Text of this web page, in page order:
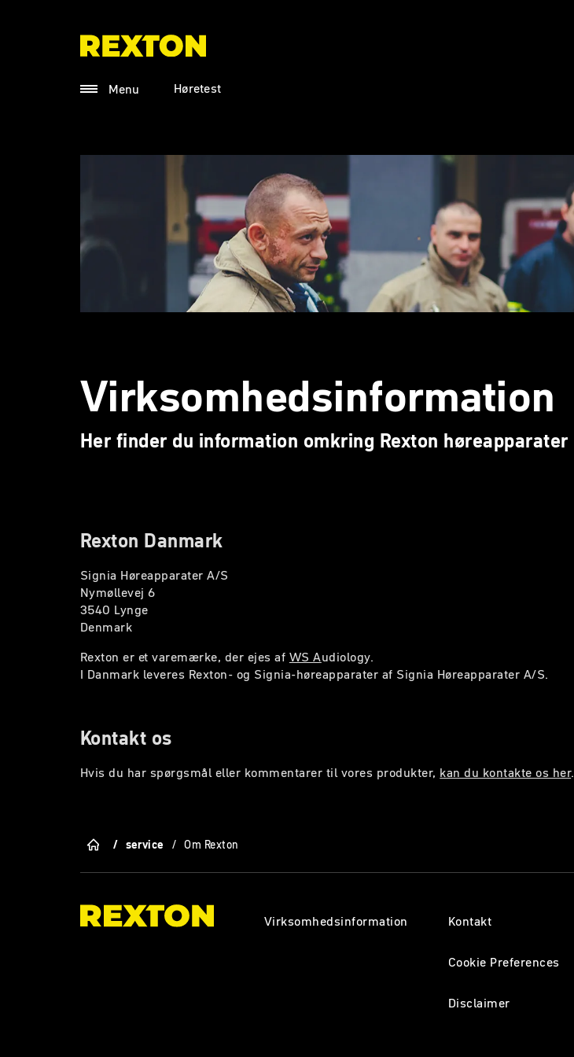
Menu Høretest
Virksomhedsinformation
Her finder du information omkring Rexton høreapparater
Rexton Danmark
Signia Høreapparater A/S
Nymøllevej 6
3540 Lynge
Denmark
Rexton er et varemærke, der ejes af WS Audiology.
I Danmark leveres Rexton- og Signia-høreapparater af Signia Høreapparater A/S.
Kontakt os
Hvis du har spørgsmål eller kommentarer til vores produkter, kan du kontakte os her.
/ service / Om Rexton
Virksomhedsinformation Kontakt
Cookie Preferences
Disclaimer